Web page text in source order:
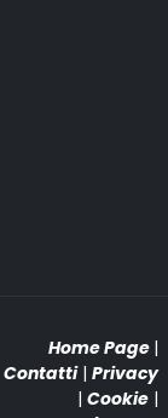
Home Page |
Contatti| Privacy
| Cookie |